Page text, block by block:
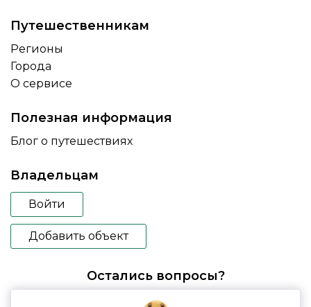
Путешественникам
Регионы
Города
О сервисе
Полезная информация
Блог о путешествиях
Владельцам
Войти
Добавить объект
Остались вопросы?